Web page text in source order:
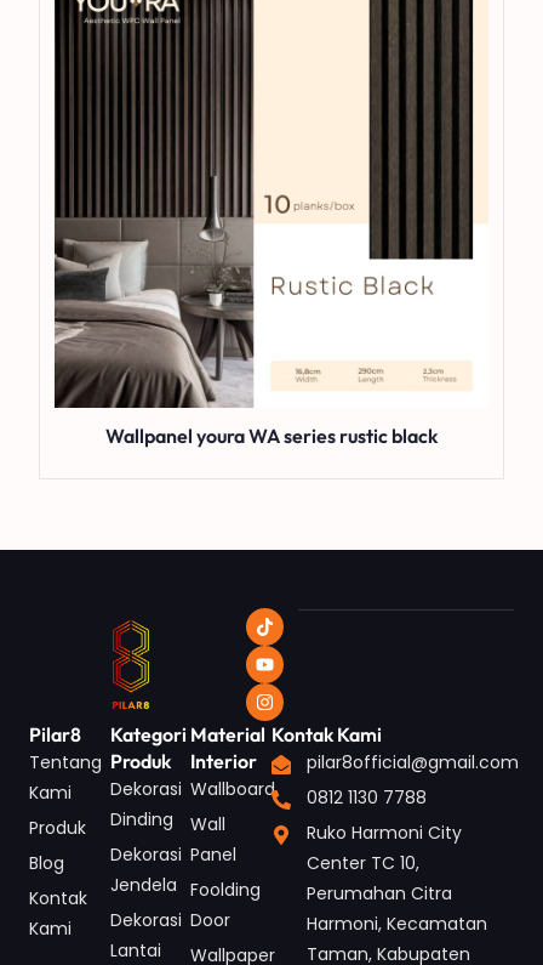
Wallpanel youra WA series rustic black
Pilar8
Tentang
Kami
Produk
Blog
Kontak
Kami
Kategori
Produk
Dekorasi
Dinding
Dekorasi
Jendela
Dekorasi
Lantai
Material
Interior
Wallboard
Wall
Panel
Foolding
Door
Wallpaper
Kontak Kami
pilar8official@gmail.com
0812 1130 7788
Ruko Harmoni City
Center TC 10,
Perumahan Citra
Harmoni, Kecamatan
Taman, Kabupaten